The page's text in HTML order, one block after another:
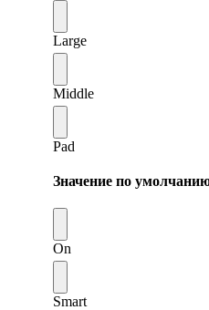
Large
Middle
Pad
Значение по
On
Smart